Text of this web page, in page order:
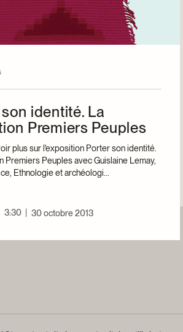
identité. La
Premiers Peuples
plus sur l'exposition Porter son identité.
Premiers Peuples avec Guislaine Lemay,
Ethnologie et archéologi...
3:30 30 octobre 2013